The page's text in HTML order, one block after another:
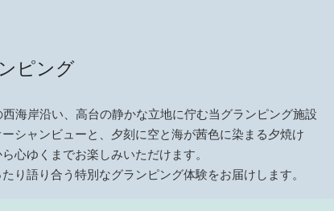
ピング
海岸沿い、高台の静かな立地に佇む当グランピング施設
シャンビューと、夕刻に空と海が茜色に染まる夕焼け
心ゆくまでお楽しみいただけます。
り語り合う特別なグランピング体験をお届けします。